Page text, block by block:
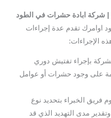
شركة ابادة حشرات في الطود
اوامرك تقدم عدة إجراءات
الإجراءات:
بإجراء تفتيش دوري
على وجود حشرات أو عوامل
فريق الخبراء بتحديد نوع
مدى التهديد الذي قد